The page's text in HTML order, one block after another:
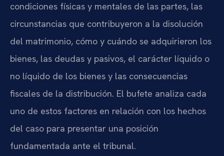
condiciones físicas y mentales de las partes, las
circunstancias que contribuyeron a la disolución
del matrimonio, cómo y cuándo se adquirieron los
bienes, las deudas y pasivos, el carácter líquido o
no líquido de los bienes y las consecuencias
fiscales de la distribución. El bufete analiza cada
uno de estos factores en relación con los hechos
del caso para presentar una posición
fundamentada ante el tribunal.